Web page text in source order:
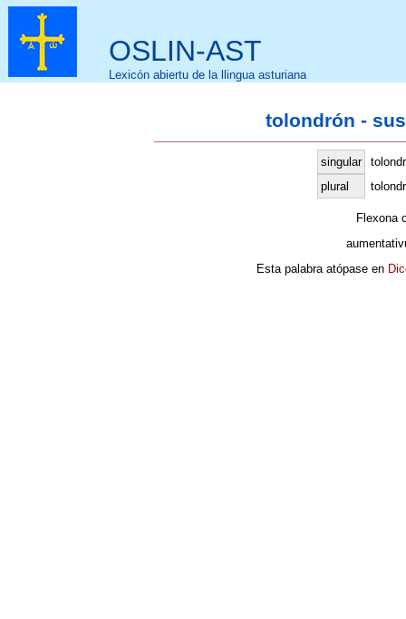
OSLIN-AST
Lexicón abiertu de la llingua asturiana
tolondrón -
singular
plural
Flexona
Esta palabra atópase en